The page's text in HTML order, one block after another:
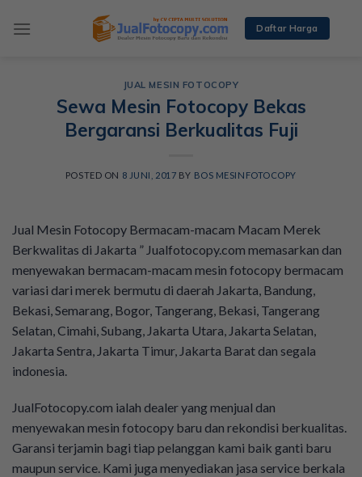
Daftar Harga
JUAL MESIN FOTOCOPY
Sewa Mesin Fotocopy Bekas
Bergaransi Berkualitas Fuji
POSTED ON 8 JUNI, 2017 BY BOS MESINFOTOCOPY
Jual Mesin Fotocopy Bermacam-macam Macam Merek
Berkwalitas di Jakarta ” Jualfotocopy.com memasarkan dan
menyewakan bermacam-macam mesin fotocopy bermacam
variasi dari merek bermutu di daerah Jakarta, Bandung,
Bekasi, Semarang, Bogor, Tangerang, Bekasi, Tangerang
Selatan, Cimahi, Subang, Jakarta Utara, Jakarta Selatan,
Jakarta Sentra, Jakarta Timur, Jakarta Barat dan segala
indonesia.
JualFotocopy.com ialah dealer yang menjual dan
menyewakan mesin fotocopy baru dan rekondisi berkualitas.
Garansi terjamin bagi tiap pelanggan kami baik ganti baru
maupun service. Kami juga menyediakan jasa service berkala